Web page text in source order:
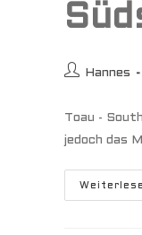
Beitrags-
Hannes
Toau -
jedoch das